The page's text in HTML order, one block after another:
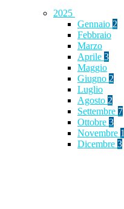
2025
Gennaio 2
Febbraio
Marzo
Aprile 3
Maggio
Giugno 2
Luglio
Agosto 2
Settembre 7
Ottobre 3
Novembre 1
Dicembre 3